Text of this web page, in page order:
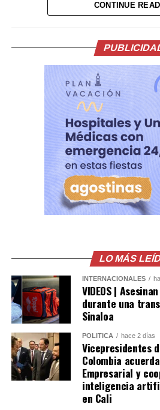
La ceremonia, incluyó una
acompañaron el inicio de esta
En su intervención, el Presidente
importantes anuncios en materia
lucha contra la corrupción, el
La participación del
histórico acto reafirma los lazos
cooperación entre El Salvador y
voluntad de continuar
bilateral orientada al desarrollo y
Comparte esto:
Me gusta esto:
Me gusta esto:
CONTINUE
LO MÁS
INTERNACIONALES
VIDEOS |
durante una
Sinaloa
POLÍTICA hace 2 días
Vicepresidentes
Colombia
Empresarial y
inteligencia
en Cali